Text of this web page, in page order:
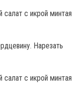
Нарезать